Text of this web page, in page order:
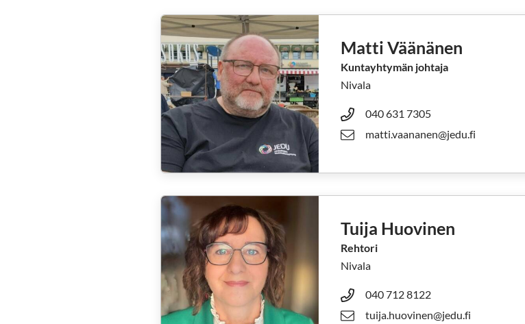
Matti Väänänen
Kuntayhtymän johtaja
Nivala
040 631 7305
matti.vaananen@jedu.fi
Tuija Huovinen
Rehtori
Nivala
040 712 8122
tuija.huovinen@jedu.fi